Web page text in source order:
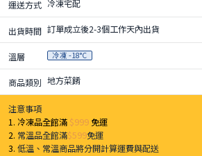
運送方式 冷凍宅配
出貨時間 訂單成立後2-3個工作天內出貨
溫層 冷凍 -18°C
商品類別 地方菜餚
注意事項
1. 冷凍品全館滿 $999免運
2. 常溫品全館滿$599免運
3.低溫、常溫商品將分開計算運費與配送